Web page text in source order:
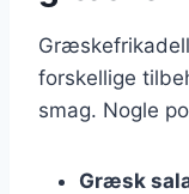
forskellige
smag. Nogle
Græsk